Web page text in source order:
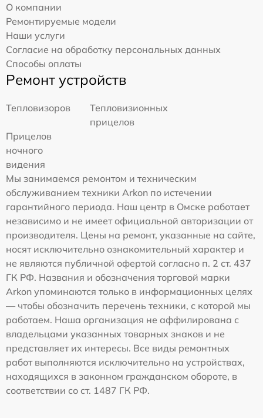
О компании
Ремонтируемые модели
Наши услуги
Согласие на обработку персональных данных
Способы оплаты
Ремонт устройств
Тепловизоров
Тепловизионных
прицелов
Прицелов
ночного
видения
Мы занимаемся ремонтом и техническим
обслуживанием техники Arkon по истечении
гарантийного периода. Наш центр в Омске работает
независимо и не имеет официальной авторизации от
производителя. Цены на ремонт, указанные на сайте,
носят исключительно ознакомительный характер и
не являются публичной офертой согласно п. 2 ст. 437
ГК РФ. Названия и обозначения торговой марки
Arkon упоминаются только в информационных целях
— чтобы обозначить перечень техники, с которой мы
работаем. Наша организация не аффилирована с
владельцами указанных товарных знаков и не
представляет их интересы. Все виды ремонтных
работ выполняются исключительно на устройствах,
находящихся в законном гражданском обороте, в
соответствии со ст. 1487 ГК РФ.